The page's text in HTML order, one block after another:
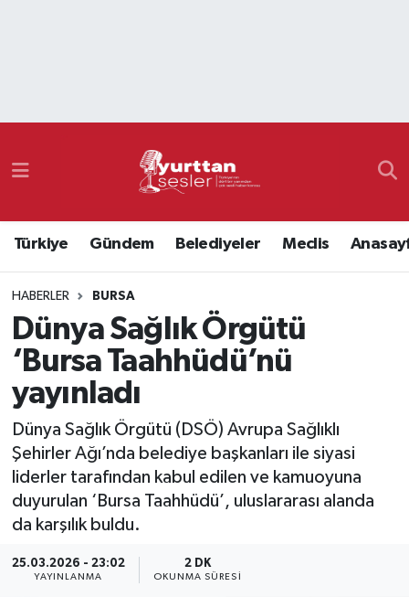
Türkiye Gündem Belediyeler Meclis
HABERLER BURSA
Dünya Sağlık Örgütü
‘Bursa Taahhüdü’nü
yayınladı
Dünya Sağlık Örgütü (DSÖ) Avrupa Sağlıklı
Şehirler Ağı’nda belediye başkanları ile siyasi
liderler tarafından kabul edilen ve kamuoyuna
duyurulan ‘Bursa Taahhüdü’, uluslararası alanda
da karşılık buldu.
25.03.2026 - 23:02
YAYINLANMA
2 DK
OKUNMA SÜRESI
Namaz Vakitleri
Süper Lig Puan Durumu ve Fikstür
Tüm Manşetler
Son Dakika Haberleri
Haber Arşivi